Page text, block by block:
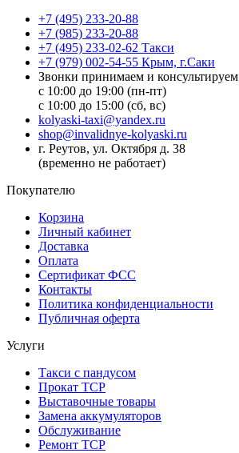
+7 (495) 233-20-88
+7 (985) 233-20-88
+7 (495) 233-02-62 Такси
+7 (979) 002-54-55 Крым, г.Саки
Звонки принимаем и консультируем
с 10:00 до 19:00 (пн-пт)
с 10:00 до 15:00 (сб, вс)
kolyaski-taxi@yandex.ru
shop@invalidnye-kolyaski.ru
г. Реутов, ул. Октября д. 38
(временно не работает)
Покупателю
Корзина
Личный кабинет
Доставка
Оплата
Сертификат ФСС
Контакты
Политика конфиденциальности
Публичная оферта
Услуги
Такси с пандусом
Прокат ТСР
Выставочные товары
Замена аккумуляторов
Обслуживание
Ремонт ТСР